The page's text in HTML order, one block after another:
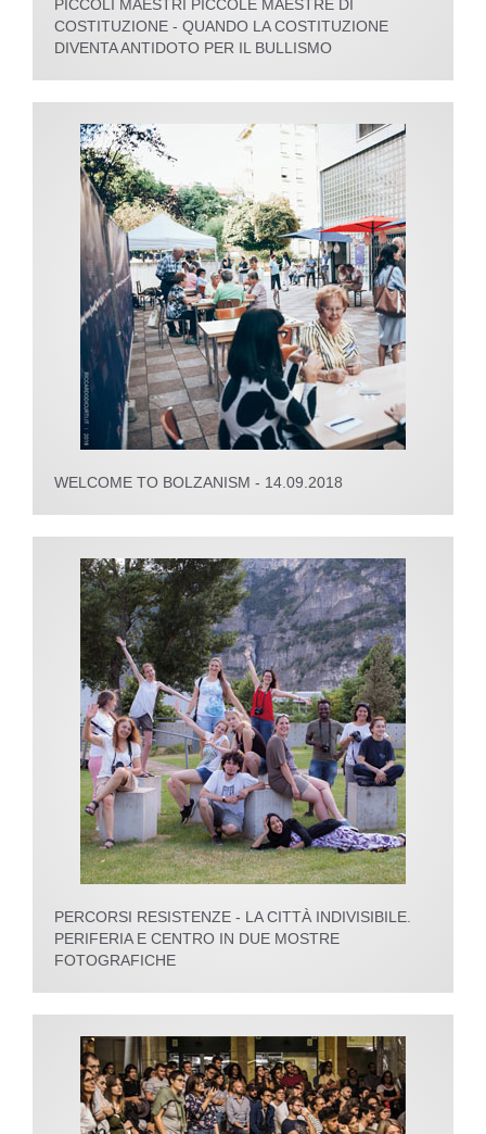
PICCOLI MAESTRI PICCOLE MAESTRE DI
COSTITUZIONE - QUANDO LA COSTITUZIONE
DIVENTA ANTIDOTO PER IL BULLISMO
WELCOME TO BOLZANISM - 14.09.2018
PERCORSI RESISTENZE - LA CITTÀ INDIVISIBILE.
PERIFERIA E CENTRO IN DUE MOSTRE
FOTOGRAFICHE